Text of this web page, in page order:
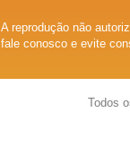
A reprodução não
fale conosco e evite
Todos